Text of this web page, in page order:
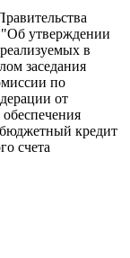
"Об утверждении
в
заседания
по
от
бюджетный кредит
счета